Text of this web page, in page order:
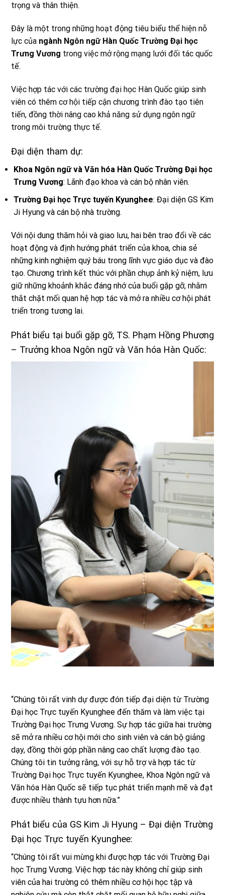
trọng và thân thiện.
Đây là một trong những hoạt động tiêu biểu thể hiện nỗ
lực của ngành Ngôn ngữ Hàn Quốc Trường Đại học
Trưng Vương trong việc mở rộng mạng lưới đối tác quốc
tế.
Việc hợp tác với các trường đại học Hàn Quốc giúp sinh
viên có thêm cơ hội tiếp cận chương trình đào tạo tiên
tiến, đồng thời nâng cao khả năng sử dụng ngôn ngữ
trong môi trường thực tế.
Đại diện tham dự:
Khoa Ngôn ngữ và Văn hóa Hàn Quốc Trường Đại học
Trưng Vương: Lãnh đạo khoa và cán bộ nhân viên.
Trường Đại học Trực tuyến Kyunghee: Đại diện GS Kim
Ji Hyung và cán bộ nhà trường.
Với nội dung thăm hỏi và giao lưu, hai bên trao đổi về các
hoạt động và định hướng phát triển của khoa, chia sẻ
những kinh nghiệm quý báu trong lĩnh vực giáo dục và đào
tạo. Chương trình kết thúc với phần chụp ảnh kỷ niệm, lưu
giữ những khoảnh khắc đáng nhớ của buổi gặp gỡ, nhằm
thắt chặt mối quan hệ hợp tác và mở ra nhiều cơ hội phát
triển trong tương lai.
Phát biểu tại buổi gặp gỡ, TS. Phạm Hồng Phương
– Trưởng khoa Ngôn ngữ và Văn hóa Hàn Quốc:
“Chúng tôi rất vinh dự được đón tiếp đại diện từ Trường
Đại học Trực tuyến Kyunghee đến thăm và làm việc tại
Trường Đại học Trưng Vương. Sự hợp tác giữa hai trường
sẽ mở ra nhiều cơ hội mới cho sinh viên và cán bộ giảng
dạy, đồng thời góp phần nâng cao chất lượng đào tạo.
Chúng tôi tin tưởng rằng, với sự hỗ trợ và hợp tác từ
Trường Đại học Trực tuyến Kyunghee, Khoa Ngôn ngữ và
Văn hóa Hàn Quốc sẽ tiếp tục phát triển mạnh mẽ và đạt
được nhiều thành tựu hơn nữa.”
Phát biểu của GS Kim Ji Hyung – Đại diện Trường
Đại học Trực tuyến Kyunghee:
“Chúng tôi rất vui mừng khi được hợp tác với Trường Đại
học Trưng Vương. Việc hợp tác này không chỉ giúp sinh
viên của hai trường có thêm nhiều cơ hội học tập và